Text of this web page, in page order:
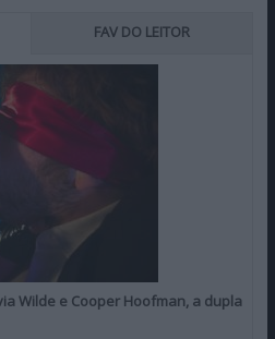
FAV DO LEITOR
Wilde e Cooper Hoofman, a dupla